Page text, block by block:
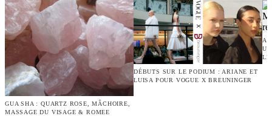
GUA SHA : QUARTZ ROSE, MÂCHOIRE,
MASSAGE DU VISAGE & ROMEE
DÉBUTS SUR LE PODIUM : ARIANE ET
LUISA POUR VOGUE X BREUNINGER